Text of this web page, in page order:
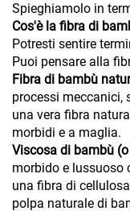
Spieghiamolo in
Cos'è la fibra di
Potresti sentire
Puoi pensare alla
Fibra di bambù
processi meccanici,
una vera fibra
morbidi e a maglia.
Viscosa di bambù
morbido e lussuoso
una fibra di
polpa naturale di